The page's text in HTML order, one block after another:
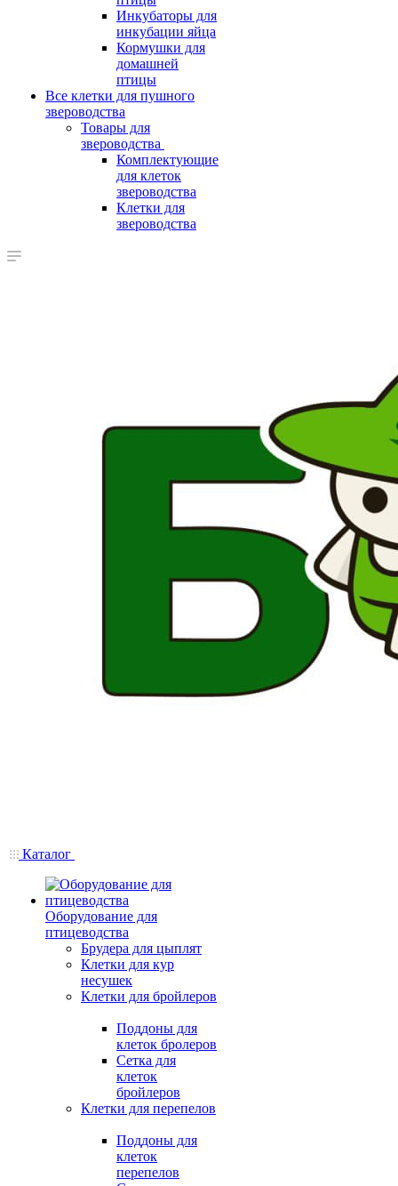
Инкубаторы для
инкубации яйца
Кормушки для
домашней
птицы
Все клетки для пушного
звероводства
Товары для
звероводства
Комплектующие
для клеток
звероводства
Клетки для
звероводства
Каталог
Оборудование для
птицеводства
Брудера для цыплят
Клетки для кур
несушек
Клетки для бройлеров
Поддоны для
клеток бролеров
Сетка для
клеток
бройлеров
Клетки для перепелов
Поддоны для
клеток
перепелов